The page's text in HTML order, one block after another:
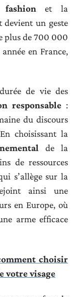
et la
devient un geste
plus de 700 000
en France,
de vie des
responsable:
du discours
choisissant la
de la
de ressources
s’allège sur la
ainsi une
en Europe, où
arme efficace
choisir
votre visage